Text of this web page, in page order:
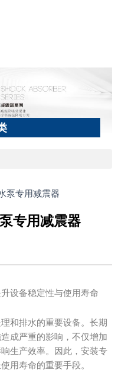
泵专用减震器
专用减震器
设备稳定性与使用寿命
和排水的重要设备。长期
成严重的影响，不仅增加
生产效率。因此，安装专
用寿命的重要手段。